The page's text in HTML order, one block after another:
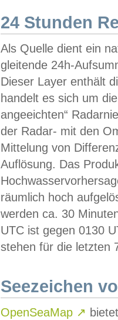
24 Stunden
Als Quelle dient ein
gleitende 24h-
Dieser Layer enthält
handelt es sich um
angeeichten“
der Radar- mit den
Mittelung von
Auflösung. Das
räumlich hoch
werden ca. 30
UTC ist gegen 0130
stehen für die letzten
Seezeichen
OpenSeaMap ↗